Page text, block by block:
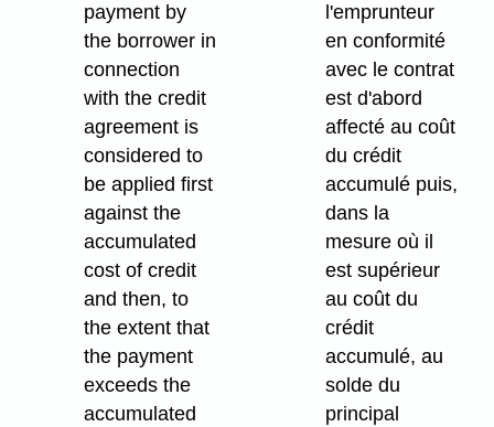
payment by
the borrower in
connection
with the credit
agreement is
considered to
be applied first
against the
accumulated
cost of credit
and then, to
the extent that
the payment
exceeds the
accumulated
l'emprunteur
en conformité
avec le contrat
est d'abord
affecté au coût
du crédit
accumulé puis,
dans la
mesure où il
est supérieur
au coût du
crédit
accumulé, au
solde du
principal